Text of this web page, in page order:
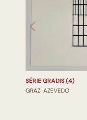
SÉRIE GRADIS (4)
GRAZI AZEVEDO